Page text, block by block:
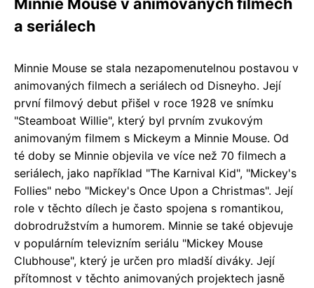
Minnie Mouse v animovaných filmech
a seriálech
Minnie Mouse se stala nezapomenutelnou postavou v
animovaných filmech a seriálech od Disneyho. Její
první filmový debut přišel v roce 1928 ve snímku
"Steamboat Willie", který byl prvním zvukovým
animovaným filmem s Mickeym a Minnie Mouse. Od
té doby se Minnie objevila ve více než 70 filmech a
seriálech, jako například "The Karnival Kid", "Mickey's
Follies" nebo "Mickey's Once Upon a Christmas". Její
role v těchto dílech je často spojena s romantikou,
dobrodružstvím a humorem. Minnie se také objevuje
v populárním televizním seriálu "Mickey Mouse
Clubhouse", který je určen pro mladší diváky. Její
přítomnost v těchto animovaných projektech jasně